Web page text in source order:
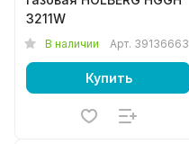
3211W
В наличии Арт. 39136663
Купить